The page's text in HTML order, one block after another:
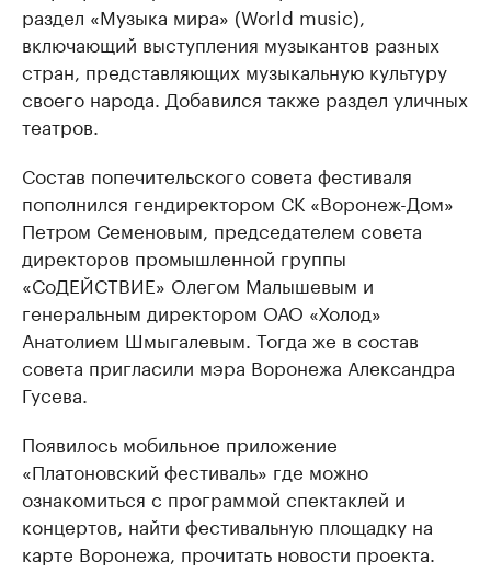
раздел «Музыка мира» (World music),
включающий выступления музыкантов разных
стран, представляющих музыкальную культуру
своего народа. Добавился также раздел уличных
театров.
Состав попечительского совета фестиваля
пополнился гендиректором СК «Воронеж-Дом»
Петром Семеновым, председателем совета
директоров промышленной группы
«СоДЕЙСТВИЕ» Олегом Малышевым и
генеральным директором ОАО «Холод»
Анатолием Шмыгалевым. Тогда же в состав
совета пригласили мэра Воронежа Александра
Гусева.
Появилось мобильное приложение
«Платоновский фестиваль» где можно
ознакомиться с программой спектаклей и
концертов, найти фестивальную площадку на
карте Воронежа, прочитать новости проекта.